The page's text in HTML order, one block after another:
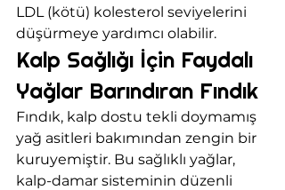
LDL (kötü) kolesterol seviyelerini
düşürmeye yardımcı olabilir.
Kalp Sağlığı İçin Faydalı
Yağlar Barındıran Fındık
Fındık, kalp dostu tekli doymamış
yağ asitleri bakımından zengin bir
kuruyemiştir. Bu sağlıklı yağlar,
kalp-damar sisteminin düzenli